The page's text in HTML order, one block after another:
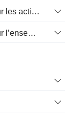
Marge des flux de trésorerie libre pour les actionnaires
Marge des flux de trésorerie libre pour l’ensemble des pourvoyeurs de fonds